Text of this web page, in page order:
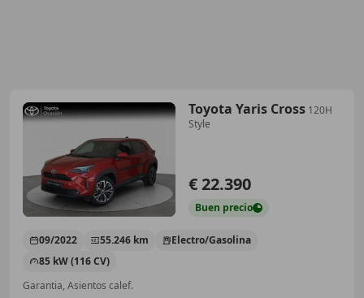
Toyota Yaris Cross 120H
Style
€ 22.390
Buen precio
09/2022 55.246 km
Electro/Gasolina
85 kW (116 CV)
Garantia, Asientos calef.